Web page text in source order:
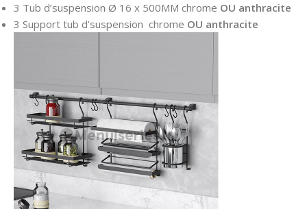
3 Tub d’suspension Ø 16 x 500MM chrome OU anthracite
3 Support tub d’suspension chrome OU anthracite